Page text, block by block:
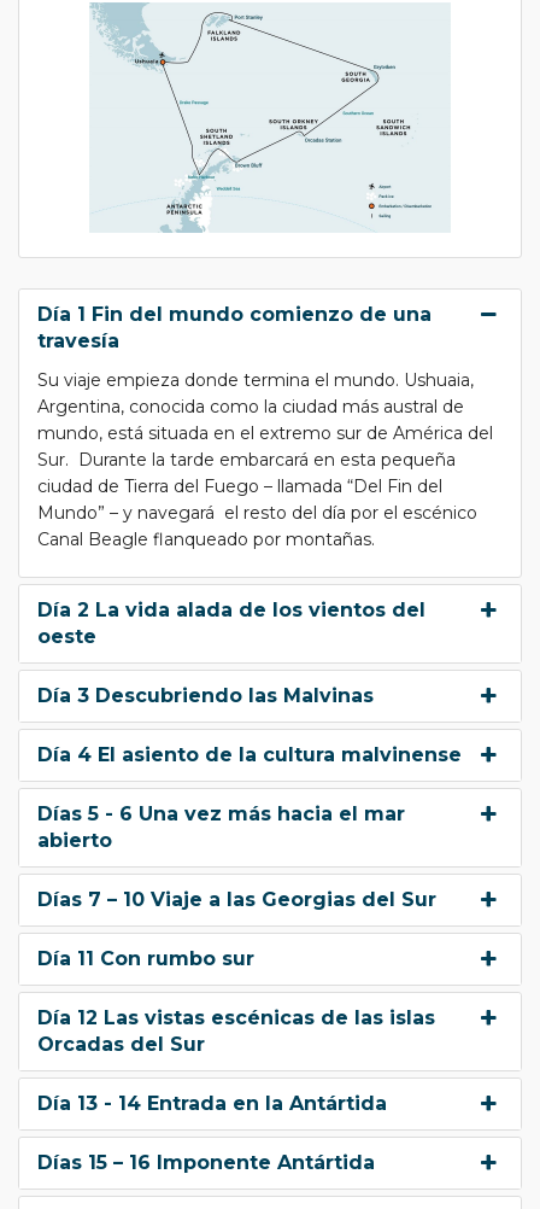
Día 1 Fin del mundo comienzo de una
travesía
Su viaje empieza donde termina el mundo. Ushuaia,
Argentina, conocida como la ciudad más austral de
mundo, está situada en el extremo sur de América del
Sur. Durante la tarde embarcará en esta pequeña
ciudad de Tierra del Fuego – llamada “Del Fin del
Mundo” – y navegará el resto del día por el escénico
Canal Beagle flanqueado por montañas.
Día 2 La vida alada de los vientos del
oeste
Día 3 Descubriendo las Malvinas
Día 4 El asiento de la cultura malvinense
Días 5 - 6 Una vez más hacia el mar
abierto
Días 7 – 10 Viaje a las Georgias del Sur
Día 11 Con rumbo sur
Día 12 Las vistas escénicas de las islas
Orcadas del Sur
Día 13 - 14 Entrada en la Antártida
Días 15 – 16 Imponente Antártida